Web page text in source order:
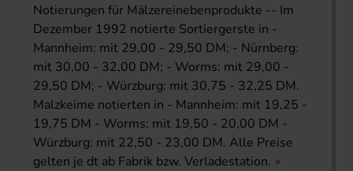
Notierungen für Mälzereinebenprodukte -- Im
Dezember 1992 notierte Sortiergerste in -
Mannheim: mit 29,00 - 29,50 DM; - Nürnberg:
mit 30,00 - 32,00 DM; - Worms: mit 29,00 -
29,50 DM; - Würzburg: mit 30,75 - 32,25 DM.
Malzkeime notierten in - Mannheim: mit 19,25 -
19,75 DM - Worms: mit 19,50 - 20,00 DM -
Würzburg: mit 22,50 - 23,00 DM. Alle Preise
gelten je dt ab Fabrik bzw. Verladestation.